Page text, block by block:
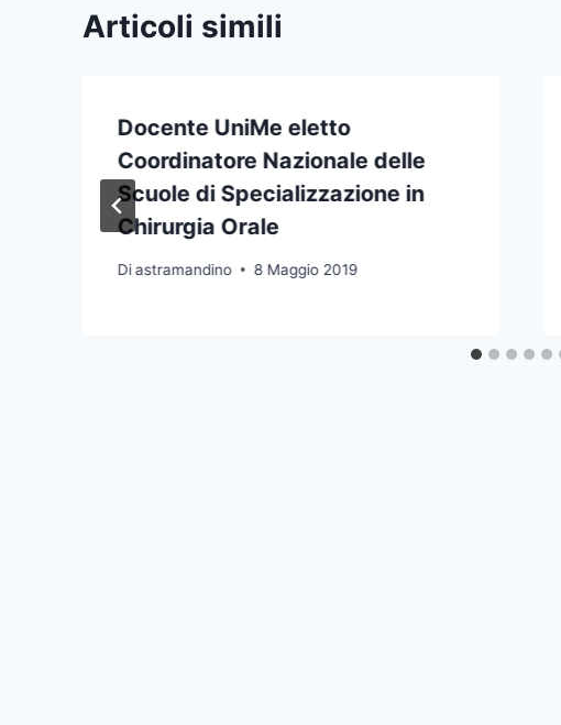
Articoli simili
Docente UniMe eletto
Coordinatore Nazionale delle
Scuole di Specializzazione in
Chirurgia Orale
Diastramandino 8 Maggio 2019